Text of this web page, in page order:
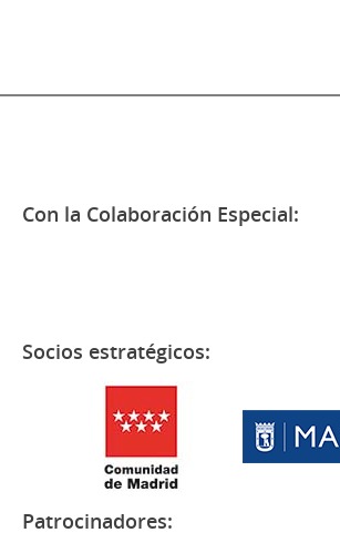
Con la Colaboración Especial:
Socios estratégicos:
Patrocinadores: